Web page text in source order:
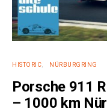
HISTORIC NÜRBURGRING
Porsche 911
– 1000 km